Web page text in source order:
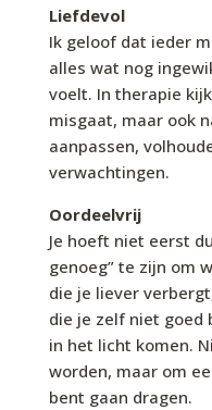
Liefdevol
Ik geloof dat ieder
alles wat nog
voelt. In therapie
misgaat, maar ook
aanpassen,
verwachtingen.
Oordeelvrij
Je hoeft niet eerst
genoeg” te zijn om
die je liever
die je zelf niet goed
in het licht komen.
worden, maar om
bent gaan dragen.